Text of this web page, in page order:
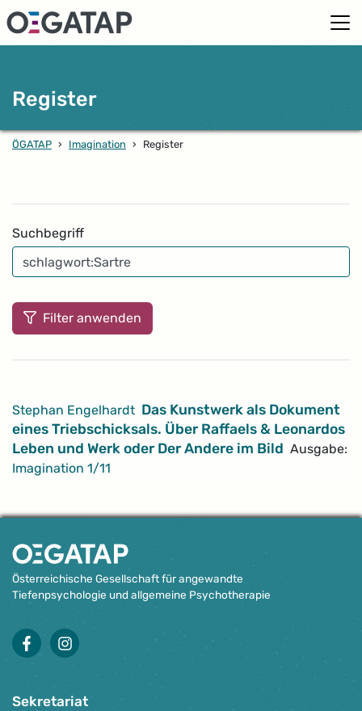
Register
ÖGATAP › Imagination › Register
Suchbegriff
Filter anwenden
Artikel
Stephan Engelhardt Das Kunstwerk als Dokument
eines Triebschicksals. Über Raffaels & Leonardos
Leben und Werk oder Der Andere im Bild Ausgabe:
Imagination 1/11
Österreichische Gesellschaft für angewandte
Tiefenpsychologie und allgemeine Psychotherapie
facebookinstagram
Sekretariat